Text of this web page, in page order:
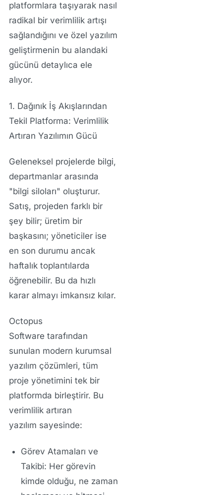
platformlara taşıyarak nasıl
radikal bir verimlilik artışı
sağlandığını ve özel yazılım
geliştirmenin bu alandaki
gücünü detaylıca ele
alıyor.
1. Dağınık İş Akışlarından
Tekil Platforma: Verimlilik
Artıran Yazılımın Gücü
Geleneksel projelerde bilgi,
departmanlar arasında
"bilgi siloları" oluşturur.
Satış, projeden farklı bir
şey bilir; üretim bir
başkasını; yöneticiler ise
en son durumu ancak
haftalık toplantılarda
öğrenebilir. Bu da hızlı
karar almayı imkansız kılar.
Octopus
Software tarafından
sunulan modern kurumsal
yazılım çözümleri, tüm
proje yönetimini tek bir
platformda birleştirir. Bu
verimlilik artıran
yazılım sayesinde:
Görev Atamaları ve
Takibi: Her görevin
kimde olduğu, ne zaman